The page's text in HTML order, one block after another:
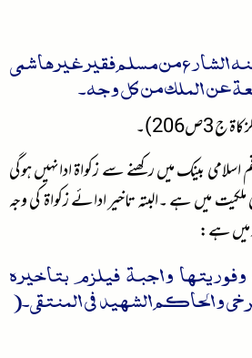
الشارع من مسلم فقیرغیرھاشمی
عن الملک من کل وجہ ۔
بینک میں رکھنے سے زکواۃ ادانہیں ہوگی
میں ہے ۔البتہ تاخیر ادائے زکواۃ کی وجہ
میں ہے:
واجبۃ فیلزم بتاخیرہ
والحاکم الشھید فی المنتقی۔(